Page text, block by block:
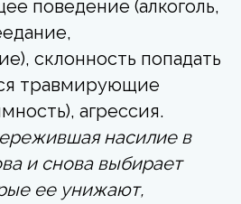
поведение (алкоголь,
склонность попадать
травмирующие
агрессия.
насилие в
и снова выбирает
ее унижают,